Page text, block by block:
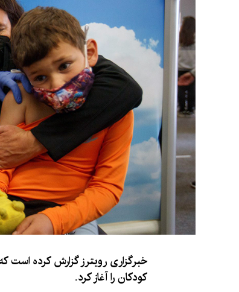
کودکان را آغاز کرد.